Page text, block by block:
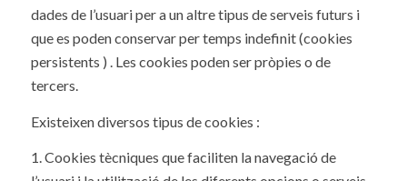
dades de l’usuari per a un altre tipus de serveis futurs i
que es poden conservar per temps indefinit (cookies
persistents ) . Les cookies poden ser pròpies o de
tercers.
Existeixen diversos tipus de cookies :
1. Cookies tècniques que faciliten la navegació de